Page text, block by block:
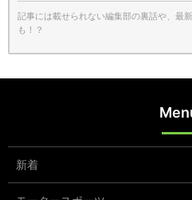
記事には載せられない編集部の裏話や、最
も！？
新着